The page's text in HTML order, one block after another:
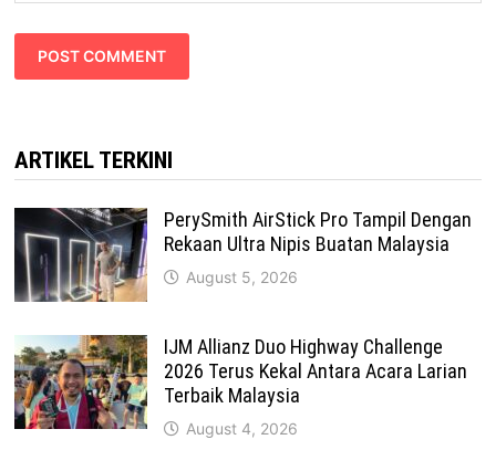
ARTIKEL TERKINI
PerySmith AirStick Pro Tampil Dengan
Rekaan Ultra Nipis Buatan Malaysia
August 5, 2026
IJM Allianz Duo Highway Challenge
2026 Terus Kekal Antara Acara Larian
Terbaik Malaysia
August 4, 2026